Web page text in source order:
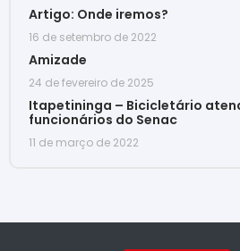
Artigo: Onde iremos?
16 de setembro de 2022
Amizade
24 de fevereiro de 2025
Itapetininga – Bicicletário
funcionários do Senac
11 de março de 2022